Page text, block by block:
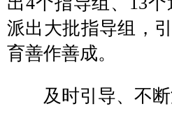
派出大批指导组，
育善作善成。
及时引导、不